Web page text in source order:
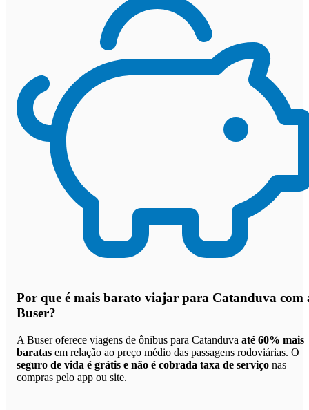
Por que é mais barato viajar para Catanduva com
Buser?
A Buser oferece viagens de ônibus para Catanduva até 60% mais
baratas em relação ao preço médio das passagens rodoviárias. O
seguro de vida é grátis e não é cobrada taxa de serviço nas
compras pelo app ou site.